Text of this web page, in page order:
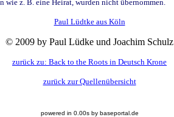
z. B. eine Heirat, wurden nicht übernommen.
Paul Lüdtke aus Köln
© 2009 by Paul Lüdke und Joachim Schulz
zurück zu: Back to the Roots in Deutsch Krone
zurück zur Quellenübersicht
powered in 0.00s by baseportal.de